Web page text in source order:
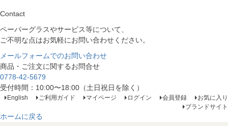
Contact
ペーパーグラスやサービス等について、
ご不明な点はお気軽にお問い合わせください。
メールフォームでのお問い合わせ
商品・ご注文に関するお問合せ
0778-42-5679
受付時間：10:00〜18:00（土日祝日を除く）
English ご利用ガイド マイページ ログイン 会員登録
お気に入り
ブランドサイト
ホームに戻る